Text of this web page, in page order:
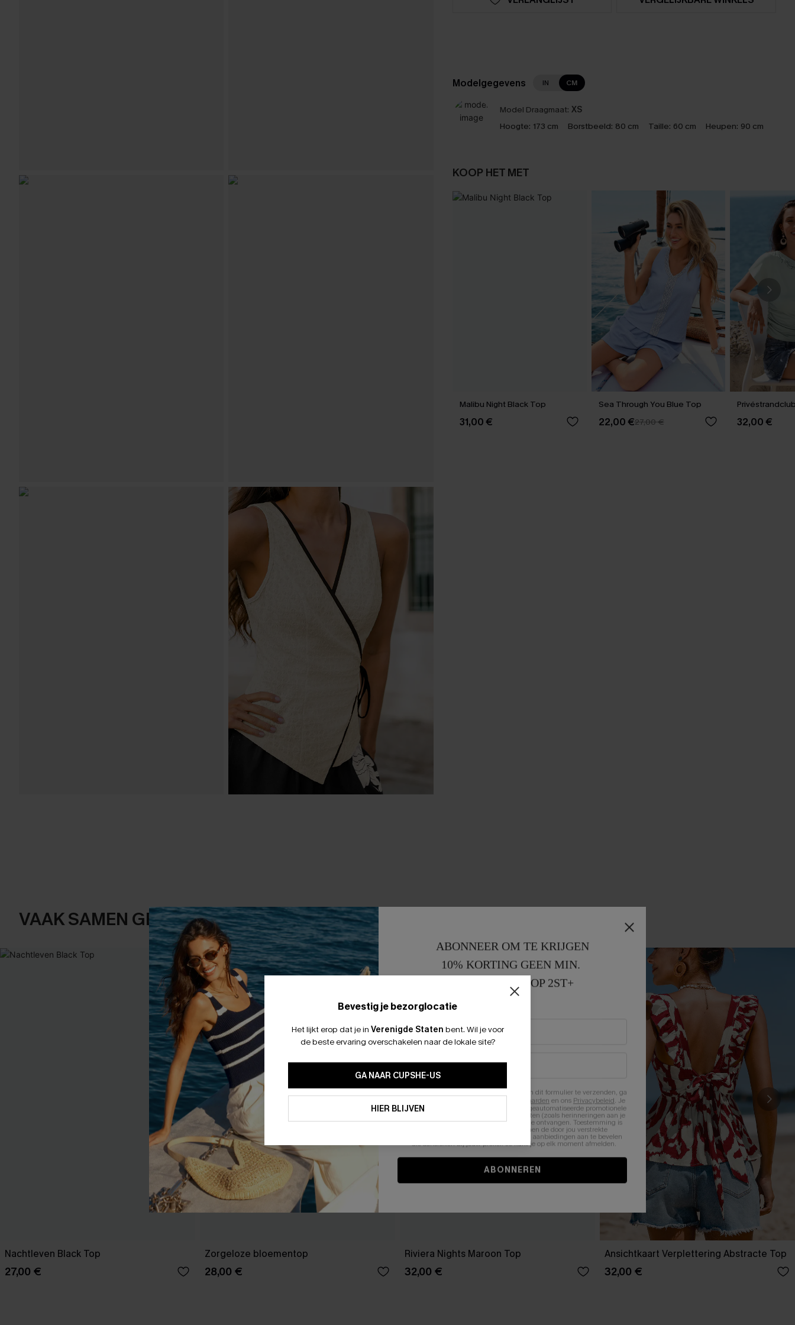
Modelgegevens IN CM
Model Draagmaat: XS
Hoogte: 173 cm Borstbeeld: 80 cm Taille: 60 cm Heupen: 90 cm
KOOP HET MET
Malibu Night Black Top
31,00 €
Sea Through You Blue Top
22,00 €27,00 € 32,00 €
VAAK SAMEN GEKOCHT
Nachtleven Black Top
27,00 €
Zorgeloze bloementop
28,00 €
Riviera Nights Maroon Top
32,00 €
Ansichtkaart Verplettering Abstracte Top
32,00 €
Bevestig je bezorglocatie
Het lijkt erop dat je in Verenigde Staten bent. Wil je voor
de beste ervaring overschakelen naar de lokale site?
GA NAAR CUPSHE-US
HIER BLIJVEN
ABONNEER OM TE KRIJGEN
10% KORTING GEEN MIN.
15% KORTING OP 2ST+
Door je contactgegevens in te vullen en dit formulier te verzenden, ga
Algemene Voorwaarden en ons Privacybeleid. Je
stemt er tevens mee in om herhaalde geautomatiseerde promotionele
en gepersonaliseerde marketingberichten (zoals herinneringen aan je
winkelwagen) en e-mails van Cupshe te ontvangen. Toestemming is
niet vereist voor een aankoop. We kunnen de door jou verstrekte
informatie gebruiken om producten en aanbiedingen aan te bevelen
die aansluiten bij jouw profiel. Je kunt je op elk moment afmelden.
ABONNEREN